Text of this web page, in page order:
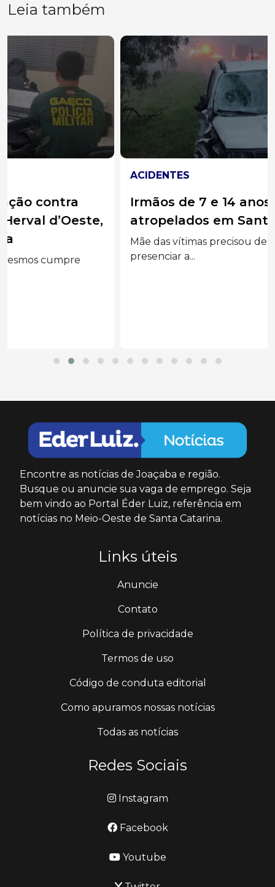
Leia também
Irmãos de 7 e 14 anos morrem
atropelados em Santa Catarina
Mãe das vítimas precisou de atendimento após
presenciar a...
Encontre as notícias de Joaçaba e região.
Busque ou anuncie sua vaga de emprego. Seja
bem vindo ao Portal Éder Luiz, referência em
notícias no Meio-Oeste de Santa Catarina.
Links úteis
Anuncie
Contato
Política de privacidade
Termos de uso
Código de conduta editorial
Como apuramos nossas notícias
Todas as notícias
Redes Sociais
Instagram
Facebook
Youtube